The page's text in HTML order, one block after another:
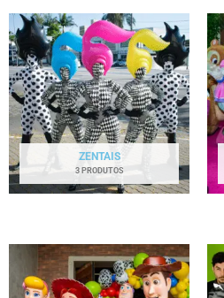
ZENTAIS
3 PRODUTOS